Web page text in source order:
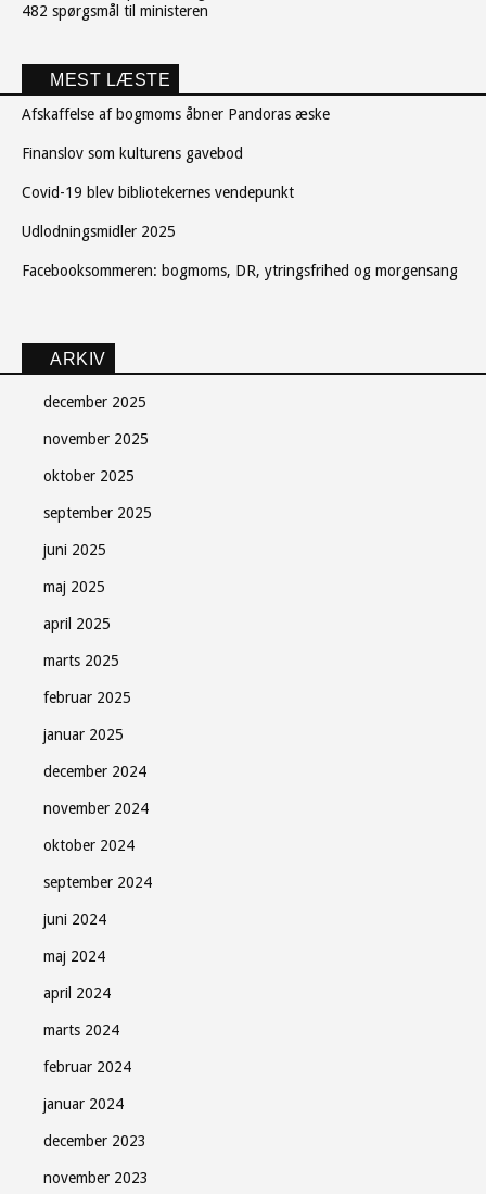
482 spørgsmål til ministeren
MEST LÆSTE
Afskaffelse af bogmoms åbner Pandoras æske
Finanslov som kulturens gavebod
Covid-19 blev bibliotekernes vendepunkt
Udlodningsmidler 2025
Facebooksommeren: bogmoms, DR, ytringsfrihed og morgensang
ARKIV
december 2025
november 2025
oktober 2025
september 2025
juni 2025
maj 2025
april 2025
marts 2025
februar 2025
januar 2025
december 2024
november 2024
oktober 2024
september 2024
juni 2024
maj 2024
april 2024
marts 2024
februar 2024
januar 2024
december 2023
november 2023